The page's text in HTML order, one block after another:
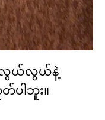
လွယ်လွယ်နဲ့
ါဘူး။